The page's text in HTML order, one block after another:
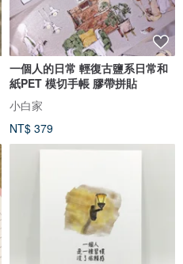
一個人的日常 輕復古鹽系日常和
紙PET 模切手帳 膠帶拼貼
小白家
NT$ 379